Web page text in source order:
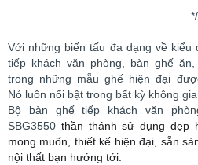
Với những biến tấu đa dạng về kiểu
tiếp khách văn phòng, bàn ghế
trong những mẫu ghế hiện đại
Nó luôn nổi bật trong bất kỳ không
Bộ bàn ghế tiếp khách văn
SBG3550 thần thánh sử dụng đẹp
mong muốn, thiết kế hiện đại, sẵn
nội thất bạn hướng tới.